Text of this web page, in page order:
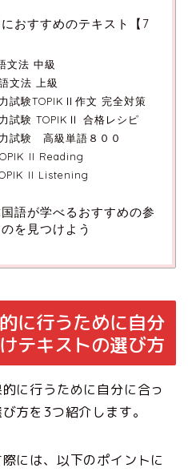
おすすめのテキスト【7
文法 中級
文法 上級
試験TOPIKⅡ作文 完全対策
試験 TOPIKⅡ 合格レシピ
試験 高級単語８００
II Reading
II Listening
語が学べるおすすめの参
を見つけよう
に行うために自分
テキストの選び方
に行うために自分に合っ
方を3つ紹介します。
には、以下のポイントに